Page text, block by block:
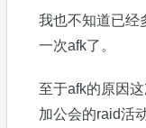
我也不知道已经
一次afk了。
至于afk的原因
加公会的raid活动